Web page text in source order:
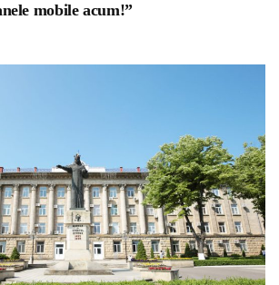
mobile acum!”